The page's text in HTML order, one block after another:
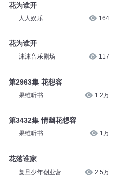
花为谁开
人人娱乐 164
花为谁开
沫沫音乐剧场 117
第2963集 花想容
果维听书 1.2万
第3432集 情幽花想容
果维听书 1万
花落谁家
复旦少年创业营 2.5万